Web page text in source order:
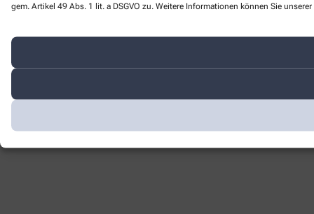
gem. Artikel 49 Abs. 1 lit. a DSGVO zu. Weitere Informationen können Sie unserer